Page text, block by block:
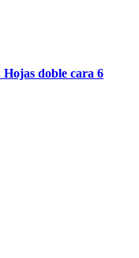
doble cara 6